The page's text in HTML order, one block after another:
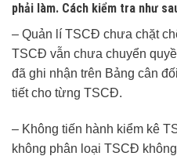
phải làm. Cách kiểm tra như
– Quản lí TSCĐ chưa chặt
TSCĐ vẫn chưa chuyển
đã ghi nhận trên Bảng cân
tiết cho từng TSCĐ.
– Không tiến hành kiểm kê
không phân loại TSCĐ